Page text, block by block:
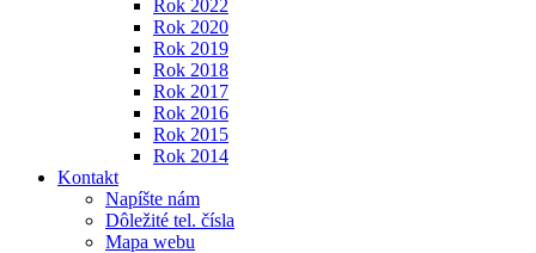
Rok 2022
Rok 2020
Rok 2019
Rok 2018
Rok 2017
Rok 2016
Rok 2015
Rok 2014
Kontakt
Napíšte nám
Dôležité tel. čísla
Mapa webu